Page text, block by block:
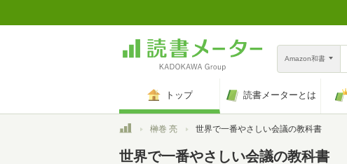
Amazon和書
トップ 読書メーターとは
トップ榊巻 亮 世界で一番やさしい会議の教科書
世界で一番やさしい会議の教科書